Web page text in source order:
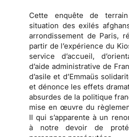
Cette enquête de
situation des exilés
arrondissement de Paris,
partir de l’expérience du
service d’accueil,
d’aide administrative de
d’asile et d’Emmaüs
et dénonce les effets
absurdes de la politique
mise en œuvre du
II qui s’apparente à un
à notre devoir de